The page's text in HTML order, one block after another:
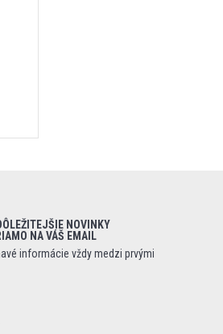
NOVINKY
NA VÁŠ EMAIL
informácie vždy medzi prvými